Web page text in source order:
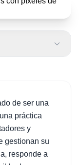
de ser una
práctica
y
gestionan su
responde a